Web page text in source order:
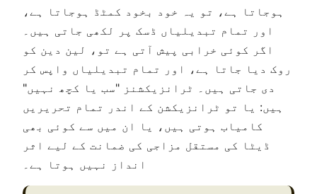
ہوجاتا ہے، تو یہ خود بخود کمٹڈ ہوجاتا ہے،
اور تمام تبدیلیاں ڈسک پر لکھی جاتی ہیں۔
اگر کوئی خرابی پیش آتی ہے تو، لین دین کو
روک دیا جاتا ہے، اور تمام تبدیلیاں واپس کر
دی جاتی ہیں۔ ٹرانزیکشنز "سب یا کچھ نہیں"
ہیں: یا تو ٹرانزیکشن کے اندر تمام تحریریں
کامیاب ہوتی ہیں، یا ان میں سے کوئی بھی
ڈیٹا کی مستقل مزاجی کی ضمانت کے لیے اثر
انداز نہیں ہوتا ہے۔